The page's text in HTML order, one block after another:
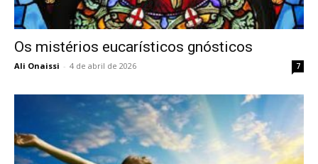
Os mistérios eucarísticos gnósticos
Ali Onaissi - 4 de abril de 2026 7